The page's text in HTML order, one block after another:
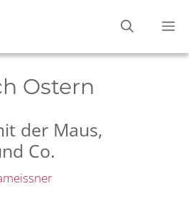
Ostern
der Maus,
Co.